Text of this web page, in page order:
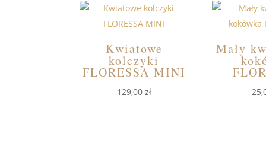
Kwiatowe
kolczyki
FLORESSA MINI
129,00 zł
Mały